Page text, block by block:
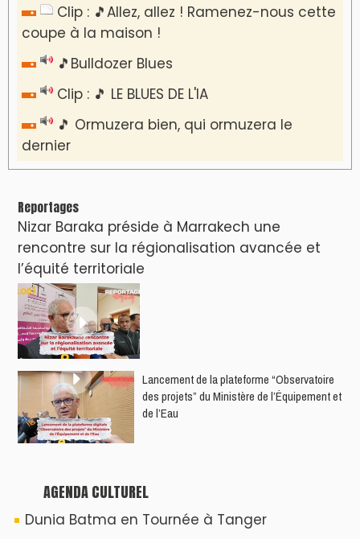
Clip : 🎵Allez, allez ! Ramenez-nous cette
coupe à la maison !
🎵Bulldozer Blues
Clip : 🎵 LE BLUES DE L'IA
🎵 Ormuzera bien, qui ormuzera le
dernier
Reportages
Nizar Baraka préside à Marrakech une
rencontre sur la régionalisation avancée et
l’équité territoriale
​Lancement de la plateforme “Observatoire
des projets” du Ministère de l’Équipement et
de l’Eau
AGENDA CULTUREL
Dunia Batma en Tournée à Tanger